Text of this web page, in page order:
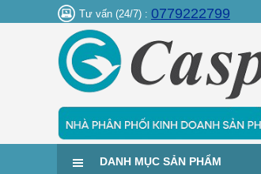
Tư vấn (24/7) : 0779222799
DANH MỤC SẢN PHẨM